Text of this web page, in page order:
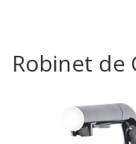
Robinet de